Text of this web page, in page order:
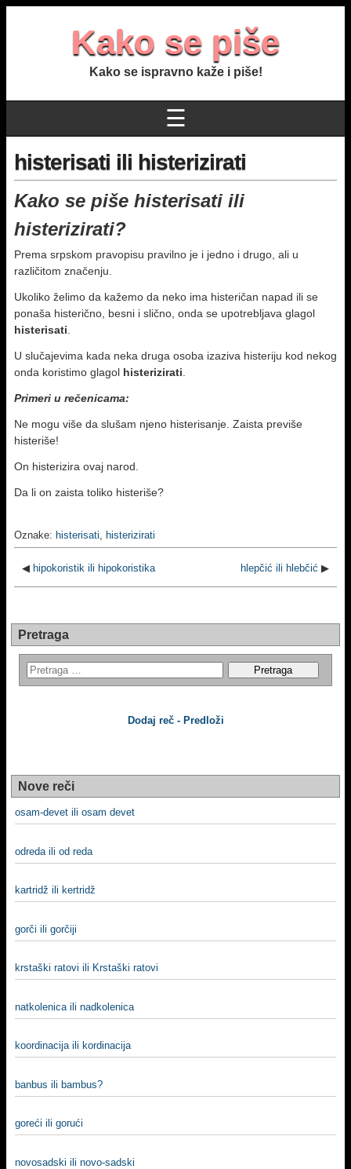
Kako se piše
Kako se ispravno kaže i piše!
☰
histerisati ili histerizirati
Kako se piše histerisati ili
histerizirati?
Prema srpskom pravopisu pravilno je i jedno i drugo, ali u
različitom značenju.
Ukoliko želimo da kažemo da neko ima histeričan napad ili se
ponaša histerično, besni i slično, onda se upotrebljava glagol
histerisati
U slučajevima kada neka druga osoba izaziva histeriju kod nekog
onda koristimo glagol histerizirati
Primeri u rečenicama:
Ne mogu više da slušam njeno histerisanje. Zaista previše
histeriše!
On histerizira ovaj narod.
Da li on zaista toliko histeriše?
Oznake: histerisati, histerizirati
◀ hipokoristik ili hipokoristika hlepčić ili hlebčić ▶
Pretraga
Dodaj reč - Predloži
Nove reči
osam-devet ili osam devet
odreda ili od reda
kartridž ili kertridž
gorči ili gorčiji
krstaški ratovi ili Krstaški ratovi
natkolenica ili nadkolenica
koordinacija ili kordinacija
banbus ili bambus?
goreći ili gorući
novosadski ili novo-sadski